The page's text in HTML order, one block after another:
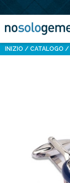
INIZIO CATALOGO